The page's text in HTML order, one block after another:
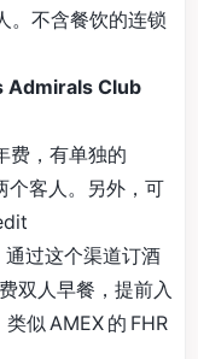
。不含餐饮的连锁
Admirals Club
费，有单独的
个客人。另外，可
通过这个渠道订酒
双人早餐，提前入
似 AMEX 的 FHR